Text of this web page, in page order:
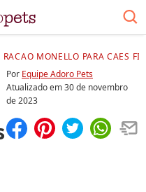
RACAO MONELLO PARA CAES
Por Equipe Adoro Pets
Atualizado em30 de novembro
de 2023